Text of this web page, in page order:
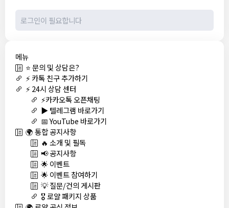
메뉴
⭐ 문의 및 상담은?
⚡ 카톡 친구 추가하기
⚡ 24시 상담 센터
⚡카카오톡 오픈채팅
▶️ 텔레그램 바로가기
📅 YouTube 바로가기
🌍 통합 공지사항
🔥 소개 및 필독
📢 공지사항
🌟 이벤트
🌟 이벤트 참여하기
💡 질문/건의 게시판
🎖️ 로얄 패키지 상품